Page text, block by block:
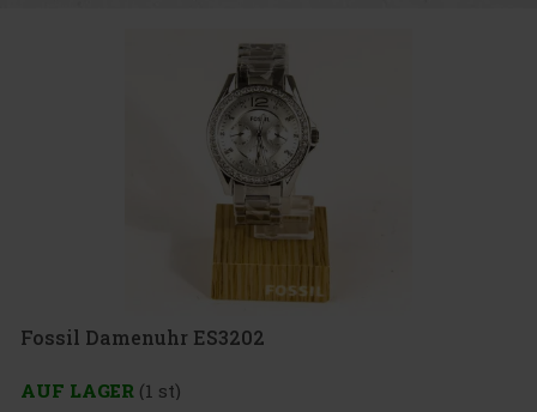
Fossil Damenuhr ES3202
AUF LAGER (1 st)